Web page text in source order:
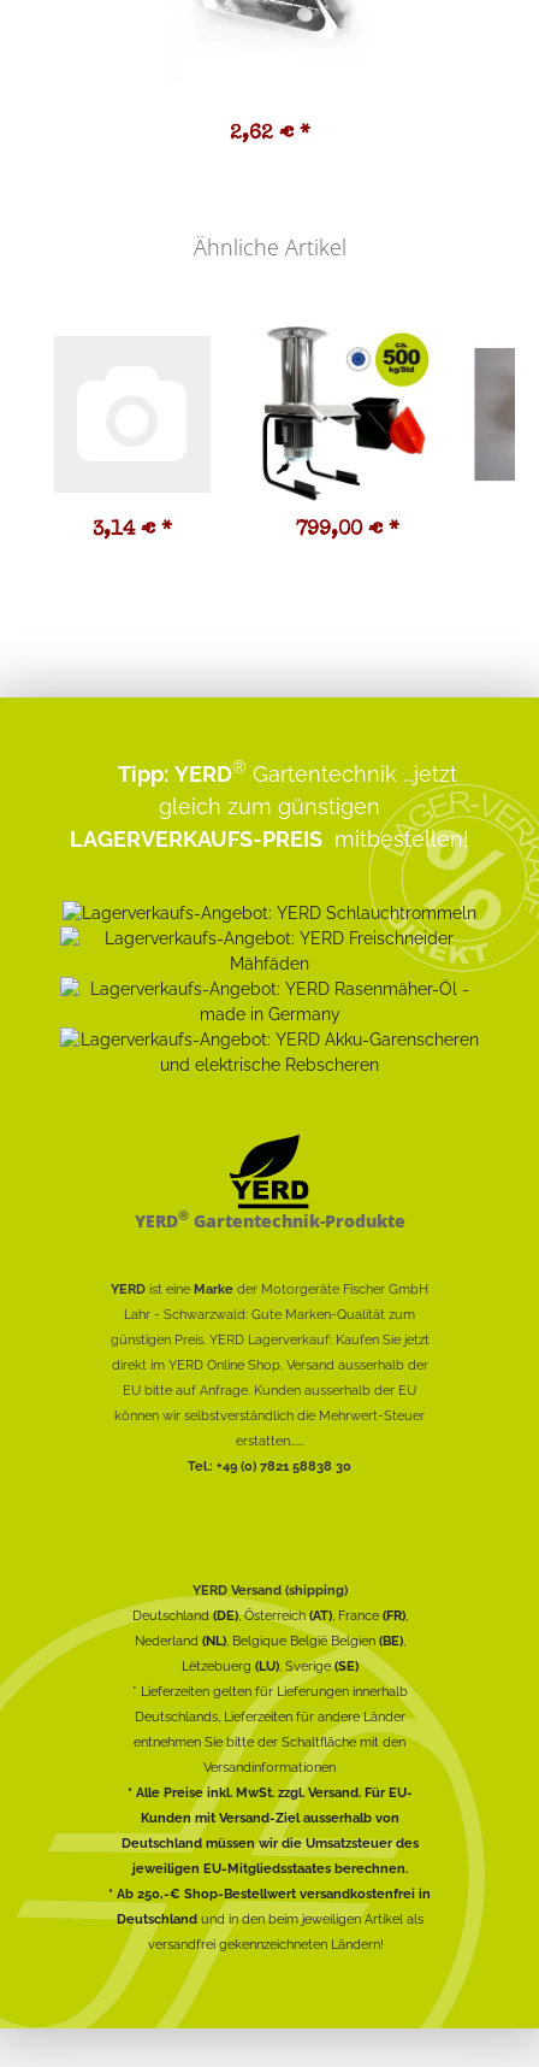
2,62 € *
Ähnliche Artikel
3,14 € * 799,00 € *
Tipp: YERD® Gartentechnik ...jetzt
gleich zum günstigen
LAGERVERKAUFS-PREIS mitbestellen!
YERD®Gartentechnik-Produkte
YERD ist eine Marke der Motorgeräte Fischer GmbH
Lahr - Schwarzwald: Gute Marken-Qualität zum
günstigen Preis. YERD Lagerverkauf: Kaufen Sie jetzt
direkt im YERD Online Shop. Versand ausserhalb der
EU bitte auf Anfrage. Kunden ausserhalb der EU
können wir selbstverständlich die Mehrwert-Steuer
erstatten......
Tel.: +49 (0) 7821 58838 30
YERD Versand (shipping)
Deutschland(DE), Österreich(AT), France (FR),
Nederland (NL), Belgique België Belgien (BE),
Lëtzebuerg (LU), Sverige(SE)
* Lieferzeiten gelten für Lieferungen innerhalb
Deutschlands, Lieferzeiten für andere Länder
entnehmen Sie bitte der Schaltfläche mit den
Versandinformationen
* Alle Preise inkl. MwSt. zzgl. Versand. Für EU-
Kunden mit Versand-Ziel ausserhalb von
Deutschland müssen wir die Umsatzsteuer des
jeweiligen EU-Mitgliedsstaates berechnen.
* Ab 250,-€ Shop-Bestellwert versandkostenfrei in
Deutschlandund in den beim jeweiligen Artikel als
versandfrei gekennzeichneten Ländern!